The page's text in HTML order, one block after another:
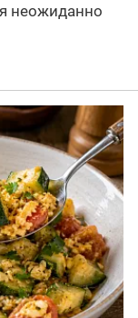
неожиданно